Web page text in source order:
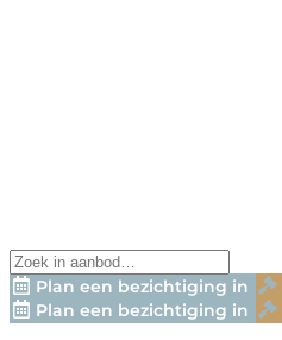
Plan een bezichtiging in
Plan een bezichtiging in